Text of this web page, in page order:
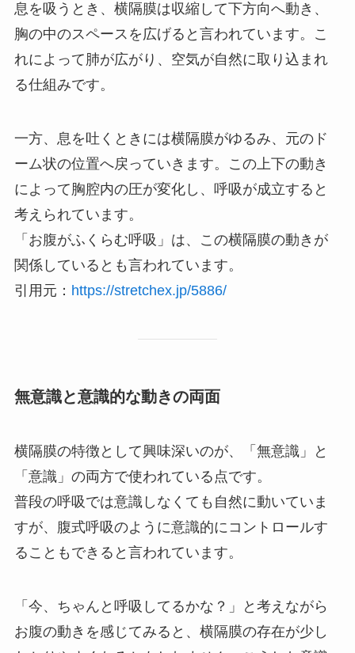
息を吸うとき、横隔膜は収縮して下方向へ動き、
胸の中のスペースを広げると言われています。こ
れによって肺が広がり、空気が自然に取り込まれ
る仕組みです。
一方、息を吐くときには横隔膜がゆるみ、元のド
ーム状の位置へ戻っていきます。この上下の動き
によって胸腔内の圧が変化し、呼吸が成立すると
考えられています。
「お腹がふくらむ呼吸」は、この横隔膜の動きが
関係しているとも言われています。
引用元： https://stretchex.jp/5886/
無意識と意識的な動きの両面
横隔膜の特徴として興味深いのが、「無意識」と
「意識」の両方で使われている点です。
普段の呼吸では意識しなくても自然に動いていま
すが、腹式呼吸のように意識的にコントロールす
ることもできると言われています。
「今、ちゃんと呼吸してるかな？」と考えながら
お腹の動きを感じてみると、横隔膜の存在が少し